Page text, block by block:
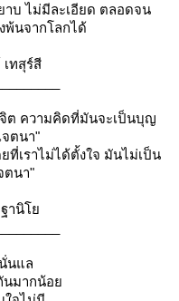
าบ ไม่มีละเอียด ตลอดจน
นจากโลกได้
ทสุร์สี
ต ความคิดที่มันจะเป็นบุญ
จตนา"
เราไม่ได้ตั้งใจ มันไม่เป็น
ตนา"
ฐานิ
นแล
นมากน้อ